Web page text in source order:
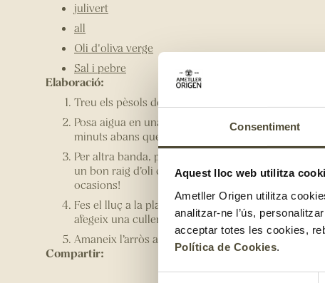
Consentiment
Aquest lloc web utilitza
Ametller Origen utilitza
analitzar-ne l’ús,
acceptar totes les cookies,
Política de Cookies.
julivert
all
Oli d'oliva verge
Sal i pebre
Elaboració:
Treu els pèsols de les tavelles.
Posa aigua en una olla i quan arrenqui el bull
minuts abans que acabi la cocció recomanada
Per altra banda, pica l’all i el julivert tot junt i posa-
un bon raig d’oli d’oliva. El que sobri ho pots
ocasions!
Fes el lluç a la planxa amb un raig d’oli d’oliva
afegeix una cullerada petita d’all i julivert.
Amaneix l’arròs amb pèsols amb un raig d’oli
Compartir: